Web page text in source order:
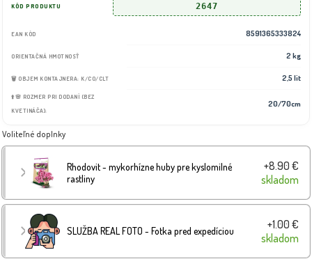
KÓD PRODUKTU 2647
EAN KÓD 8591365333824
ORIENTAČNÁ HMOTNOSŤ 2 kg
🗑️ OBJEM KONTAJNERA: K/CO/CLT 2,5 lit
⬆️🌸 ROZMER PRI DODANÍ (BEZ
KVETINÁČA):
20/70cm
Voliteľné doplnky
Rhodovit - mykorhízne huby pre kyslomilné
rastliny
+8.90 €
skladom
SLUŽBA REAL FOTO - Fotka pred expedíciou
+1.00 €
skladom